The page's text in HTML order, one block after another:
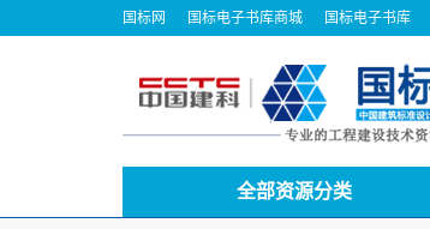
国标网 国标电子书库商城 国标电子书库
全部资源分类